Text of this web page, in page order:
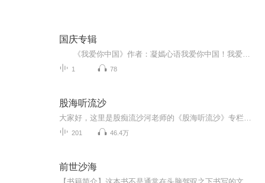
国庆专辑
1 78
股海听流沙
201 46.4万
前世沙海